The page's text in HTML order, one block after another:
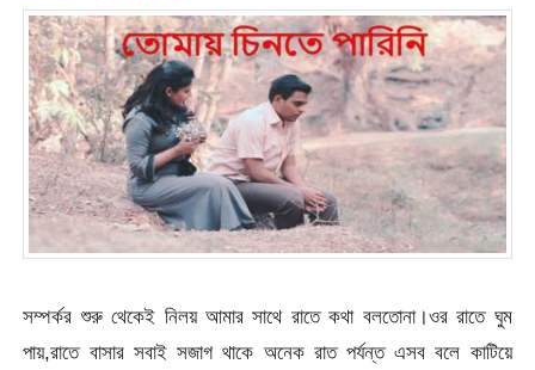
সম্পর্কর শুরু থেকেই নিলয় আমার সাথে রাতে কথা বলতোনা।ওর রাতে ঘুম
পায়,রাতে বাসার সবাই সজাগ থাকে অনেক রাত পর্যন্ত এসব বলে কাটিয়ে